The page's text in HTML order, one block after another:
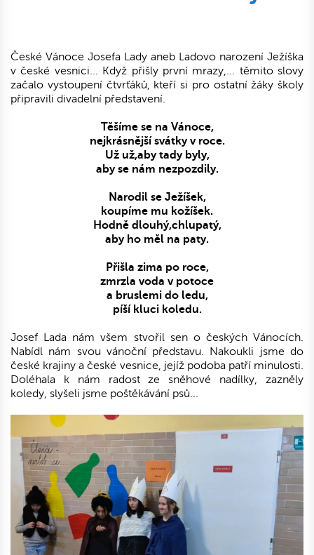
České Vánoce Josefa Lady aneb Ladovo narození Ježíška
v české vesnici... Když přišly první mrazy,... těmito slovy
začalo vystoupení čtvrťáků, kteří si pro ostatní žáky školy
připravili divadelní představení.
Těšíme se na Vánoce,
nejkrásnější svátky v roce.
Už už,aby tady byly,
aby se nám nezpozdily.
Narodil se Ježíšek,
koupíme mu kožíšek.
Hodně dlouhý,chlupatý,
aby ho měl na paty.
Přišla zima po roce,
zmrzla voda v potoce
a bruslemi do ledu,
píší kluci koledu.
Josef Lada nám všem stvořil sen o českých Vánocích.
Nabídl nám svou vánoční představu. Nakoukli jsme do
české krajiny a české vesnice, jejíž podoba patří minulosti.
Doléhala k nám radost ze sněhové nadílky, zazněly
koledy, slyšeli jsme poštěkávání psů...